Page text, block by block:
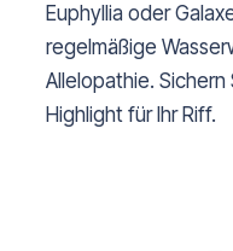
Euphyllia oder
regelmäßige
Allelopathie.
Highlight für Ihr Riff.